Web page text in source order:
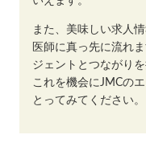
また、美味しい求人
医師に真っ先に流れ
ジェントとつながり
これを機会にJMCの
とってみてください。